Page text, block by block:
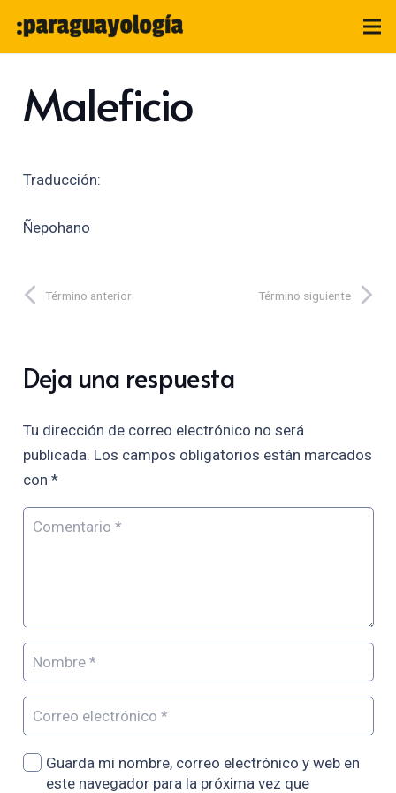
Maleficio
Traducción:
Ñepohano
Término anterior Término siguiente
Deja una respuesta
Tu dirección de correo electrónico no será
publicada. Los campos obligatorios están marcados
con *
Guarda mi nombre, correo electrónico y web en
este navegador para la próxima vez que